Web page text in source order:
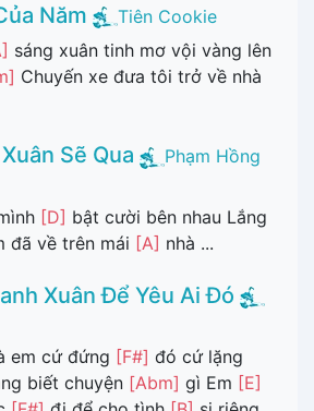
Năm
Tiên Cookie
sáng xuân tinh mơ vội vàng lên
Chuyến xe đưa tôi trở về nhà
Sẽ Qua
Phạm Hồng
[D] bật cười bên nhau Lắng
đã về trên mái [A] nhà ...
Xuân Để Yêu Ai Đó
em cứ đứng [F#] đó cứ lặng
biết chuyện [Abm] gì Em [E]